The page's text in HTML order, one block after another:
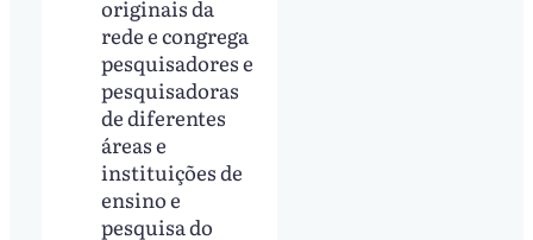
originais da
rede e congrega
pesquisadores e
pesquisadoras
de diferentes
áreas e
instituições de
ensino e
pesquisa do